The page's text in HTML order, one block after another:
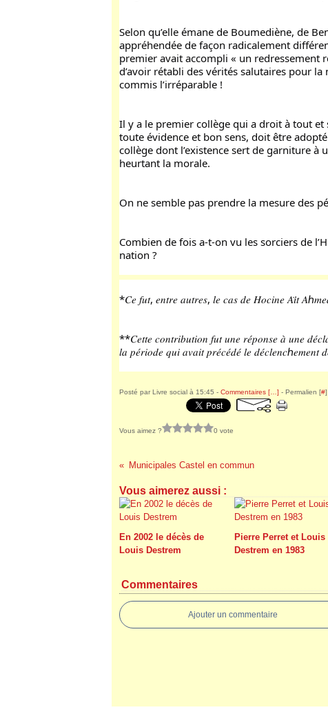
Selon qu’elle émane de Boumediène, de
appréhendée de façon radicalement
premier avait accompli « un redressement
d’avoir rétabli des vérités salutaires pour
commis l’irréparable !
Il y a le premier collège qui a droit à tout
toute évidence et bon sens, doit être
collège dont l’existence sert de garniture à
heurtant la morale.
On ne semble pas prendre la mesure des
Combien de fois a-t-on vu les sorciers de
nation ?
*𝐶𝑒 𝑓𝑢𝑡, 𝑒𝑛𝑡𝑟𝑒 𝑎𝑢𝑡𝑟𝑒𝑠, 𝑙𝑒 𝑐𝑎𝑠 𝑑𝑒 𝐻𝑜𝑐𝑖𝑛𝑒 𝐴𝑖̈𝑡
**𝐶𝑒𝑡𝑡𝑒 𝑐𝑜𝑛𝑡𝑟𝑖𝑏𝑢𝑡𝑖𝑜𝑛 𝑓𝑢𝑡 𝑢𝑛𝑒 𝑟𝑒́𝑝𝑜𝑛𝑠𝑒 𝑎̀ 𝑢𝑛𝑒
𝑙𝑎 𝑝𝑒́𝑟𝑖𝑜𝑑𝑒 𝑞𝑢𝑖 𝑎𝑣𝑎𝑖𝑡 𝑝𝑟𝑒́𝑐𝑒́𝑑𝑒́ 𝑙𝑒 𝑑𝑒́𝑐𝑙𝑒𝑛𝑐ℎ𝑒𝑚𝑒𝑛𝑡
Posté par Livre social à 15:45 - Commentaires [ ] - Permalien [#]
Vous aimez ? 0 vote
Municipales Castel en commun
Vous aimerez aussi :
En 2002 le décès de
Louis Destrem
Pierre Perret et Louis
Destrem en 1983
Commentaires
Ajouter un commentaire